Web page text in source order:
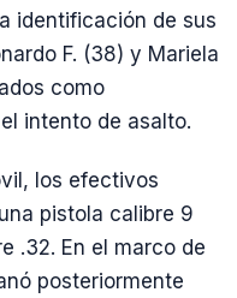
identificación de sus
F. (38) y Mariela
como
intento de asalto.
los efectivos
pistola calibre 9
.32. En el marco de
posteriormente